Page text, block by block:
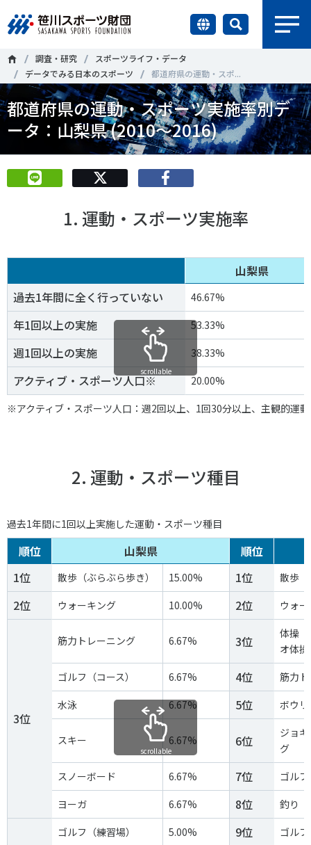
財団情報
研究員紹介
調査・研究
社会づくり
国際情報
知る学ぶ
ニュース
お問い合わせ・お申し込み
メールマガジン
「SSFニュース」
個人情報保護方針
ソーシャルメディア運営方針
© 2020
＃誰が子どものスポーツをささえるのか ＃部活動
＃アクティブなまちづくり ＃日本人の身体活動と健康寿命
＃障害者スポーツ ＃スポーツ基本計画
＃高齢者スポーツ ＃差別とダイバーシティ
スポーツライフ・データ
スポーツ白書
政策提言
子どものスポーツ
障害者スポーツ
スポーツボランティア
スポーツ政策・予算
社会づくり
自治体との連携
【動画】スポーツでアクティブなまちづくり
知る学ぶ
SPORT POLICY INCUBATOR ―スポーツ政策の『卵』 ―
Sport Topics
スポーツ 歴史の検証
スポーツ辞典
調査・研究
スポーツライフ・データ
データでみる日本のスポーツ
都道府県の運動・スポ...
都道府県の運動・スポーツ実施率別デ
ータ：山梨県 (2010～2016)
1. 運動・スポーツ実施率
山梨県
過去1年間に全く行っていない
46.67%
年1回以上の実施 53.33%
週1回以上の実施 38.33%
アクティブ・スポーツ人口※
20.00%
※アクティブ・スポーツ人口：週2回以上、1回30分以上、主観的運
scrollable
2. 運動・スポーツ種目
過去1年間に1回以上実施した運動・スポーツ種目
順位 山梨県
順位
1位
散歩（ぶらぶら歩き） 15.00% 1位 散歩
2位 ウォーキング 10.00% 2位 ウォ
3位
筋力トレーニング 6.67% 3位
体操
オ体
ゴルフ（コース）
6.67% 4位
筋力
水泳
6.67% 5位 ボウ
スキー 6.67% 6位
ジョ
グ
スノーボード
6.67% 7位
ゴル
ヨーガ
6.67% 8位 釣り
ゴルフ（練習場） 5.00% 9位
ゴル
scrollable